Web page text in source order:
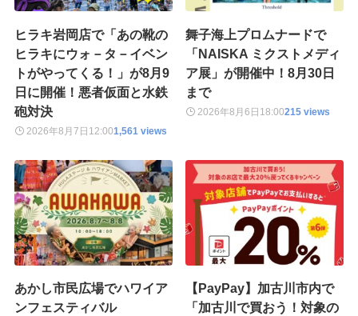
ヒラキ岩岡店で「あの靴の
ヒラキにウォ－タ－イベン
トがやってくる！」が8月9
日に開催！悪者仮面と水鉄
砲対決
2026年8月7日 12:001,561 views
舞子海上プロムナードで
「NAISKA ミクストメディ
ア展」が開催中！8月30日
まで
2026年8月6日 18:00215 views
あかし市民広場でハワイア
ンフェスティバル
【PayPay】加古川市内で
「加古川で買おう！対象の